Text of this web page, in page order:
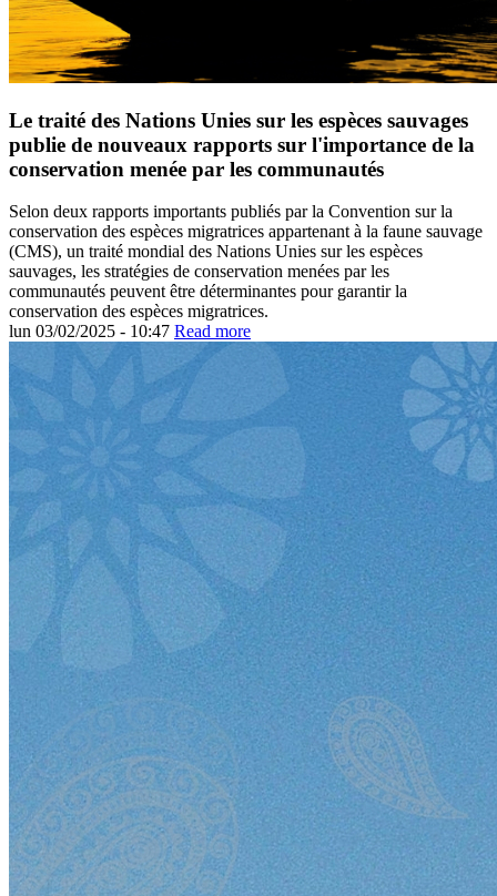
Le traité des Nations Unies sur les espèces sauvages
publie de nouveaux rapports sur l'importance de la
conservation menée par les communautés
Selon deux rapports importants publiés par la Convention sur la
conservation des espèces migratrices appartenant à la faune sauvage
(CMS), un traité mondial des Nations Unies sur les espèces
sauvages, les stratégies de conservation menées par les
communautés peuvent être déterminantes pour garantir la
conservation des espèces migratrices.
lun 03/02/2025 - 10:47 Read more